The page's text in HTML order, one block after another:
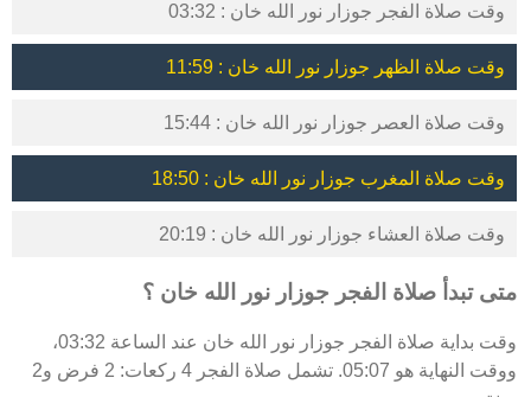
وقت صلاة الفجر جوزار نور الله خان : 03:32
وقت صلاة الظهر جوزار نور الله خان : 11:59
وقت صلاة العصر جوزار نور الله خان : 15:44
وقت صلاة المغرب جوزار نور الله خان : 18:50
وقت صلاة العشاء جوزار نور الله خان : 20:19
متى تبدأ صلاة الفجر جوزار نور الله خان ؟
وقت بداية صلاة الفجر جوزار نور الله خان عند الساعة 03:32،
ووقت النهاية هو 05:07. تشمل صلاة الفجر 4 ركعات: 2 فرض و2